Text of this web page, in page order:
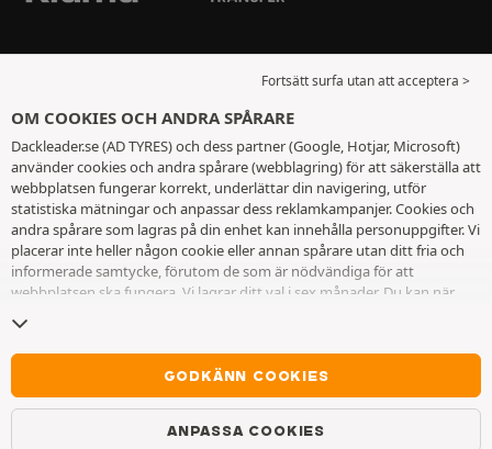
Fortsätt surfa utan att acceptera >
OM COOKIES OCH ANDRA SPÅRARE
Dackleader.se (AD TYRES) och dess partner (Google, Hotjar, Microsoft)
använder cookies och andra spårare (webblagring) för att säkerställa att
webbplatsen fungerar korrekt, underlättar din navigering, utför
statistiska mätningar och anpassar dess reklamkampanjer. Cookies och
andra spårare som lagras på din enhet kan innehålla personuppgifter. Vi
placerar inte heller någon cookie eller annan spårare utan ditt fria och
informerade samtycke, förutom de som är nödvändiga för att
webbplatsen ska fungera. Vi lagrar ditt val i sex månader. Du kan när
andra spårare
cookies eller andra spårare. Vägran hindrar inte tillgång till tjänsterna
AD TYRES. För ytterligare information hänvisar vi till
och andra spårare.
GODKÄNN COOKIES
ANPASSA COOKIES